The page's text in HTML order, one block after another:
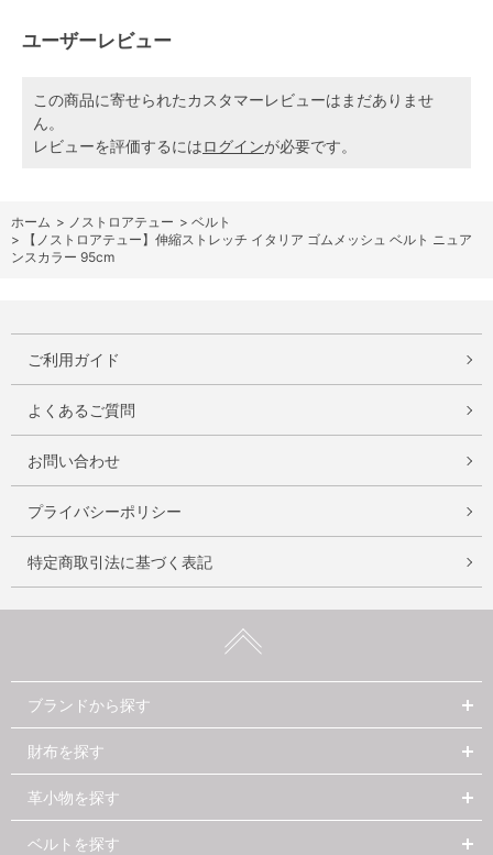
ユーザーレビュー
この商品に寄せられたカスタマーレビューはまだありませ
ん。
レビューを評価するにはログインが必要です。
ホーム > ノストロアテュー > ベルト
>
【ノストロアテュー】伸縮ストレッチ イタリア ゴムメッシュ ベルト ニュア
ンスカラー 95cm
ご利用ガイド
よくあるご質問
お問い合わせ
プライバシーポリシー
特定商取引法に基づく表記
ブランドから探す
財布を探す
革小物を探す
ベルトを探す